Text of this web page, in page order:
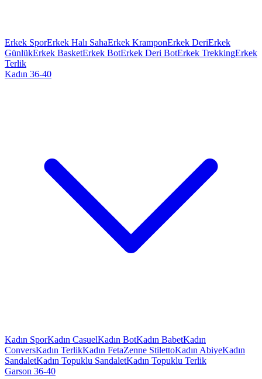
Erkek SporErkek Halı SahaErkek KramponErkek DeriErkek
GünlükErkek BasketErkek BotErkek Deri BotErkek TrekkingErkek
Terlik
Kadın 36-40
Kadın SporKadın CasuelKadın BotKadın BabetKadın
ConversKadın TerlikKadın FetaZenne StilettoKadın AbiyeKadın
SandaletKadın Topuklu SandaletKadın Topuklu Terlik
Garson 36-40